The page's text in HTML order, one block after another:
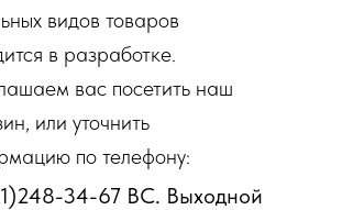
видов товаров
в разработке.
вас посетить наш
или уточнить
по телефону:
34-67 ВС. Выходной